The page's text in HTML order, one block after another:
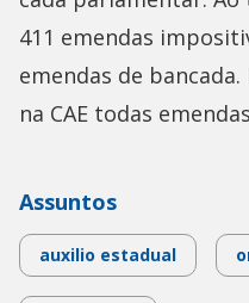
411 emendas
emendas de
na CAE todas
Assuntos
auxilio estadual